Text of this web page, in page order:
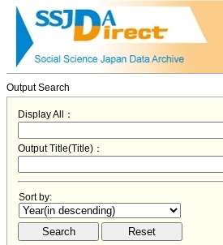
Output Search
Display All：
Output Title(Title)：
Sort by: